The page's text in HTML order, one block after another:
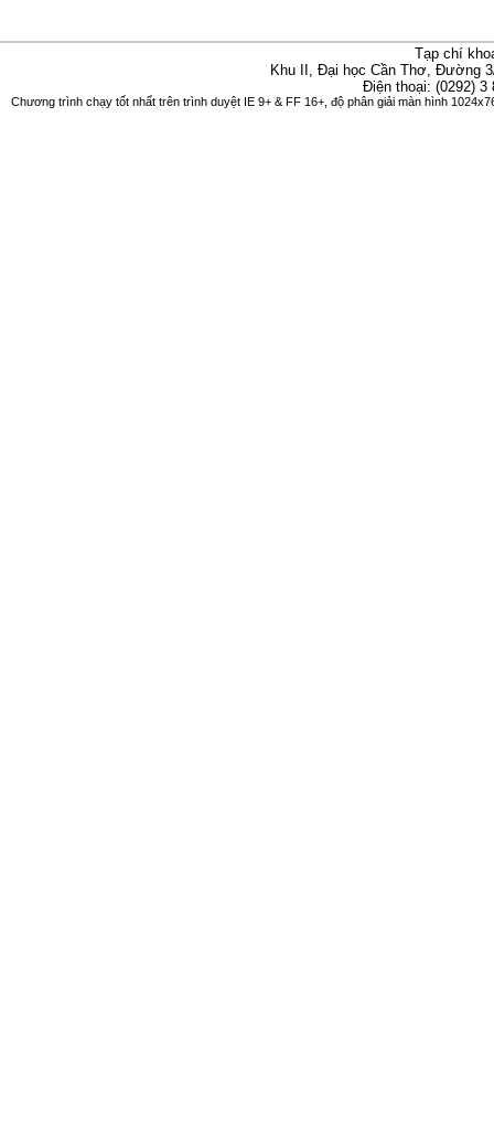
Tạp chí
Khu II, Đại học Cần Thơ, Đường
Điện thoại: (0292)
Chương trình chạy tốt nhất trên trình duyệt IE 9+ & FF 16+, độ phân giải màn hình